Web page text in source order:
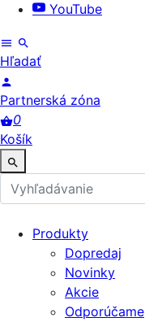
YouTube
Hľadať
Partnerská zóna
0
Košík
Produkty
Dopredaj
Novinky
Akcie
Odporúčame